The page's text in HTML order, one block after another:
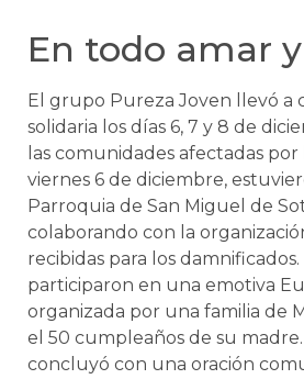
En todo amar
El grupo Pureza Joven llevó a
solidaria los días 6, 7 y 8 de
las comunidades afectadas por
viernes 6 de diciembre,
Parroquia de San Miguel de
colaborando con la
recibidas para los
participaron en una emotiva
organizada por una familia de
el 50 cumpleaños de su
concluyó con una oración